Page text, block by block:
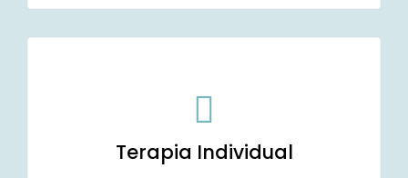
Terapia Individual